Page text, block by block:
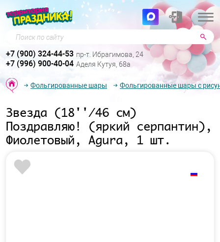
Поиск по сайту
+7 (900) 324-44-53 пр-т. Ибрагимова, 24
+7 (996) 900-40-04 Аделя Кутуя, 68а
Фольгированные шары Фольгированные шары с
Звезда (18''/46 см)
Поздравляю! (яркий серпантин),
Фиолетовый, Agura, 1 шт.